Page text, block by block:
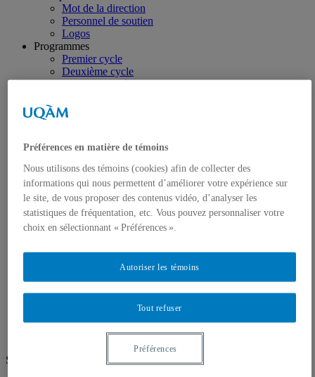
Mot de la direction
Personnel de soutien
Logos
Programmes
Premier cycle
Deuxième cycle
Doctorat en géographie
Corps enseignant
Professeur.e.s invité.e.s
Recherche
Équipes et unités de recherche
Régles d’éthique
Axes de recherche
Publications
Équipements de recherche
Suivez-nous
Préférences en matière de témoins
Nous utilisons des témoins (cookies) afin de collecter des
informations qui nous permettent d’améliorer votre expérience sur
le site, de vous proposer des contenus vidéo, d’analyser les
statistiques de fréquentation, etc. Vous pouvez personnaliser votre
choix en sélectionnant « Préférences ».
Tout refuser
Autoriser les témoins
Préférences